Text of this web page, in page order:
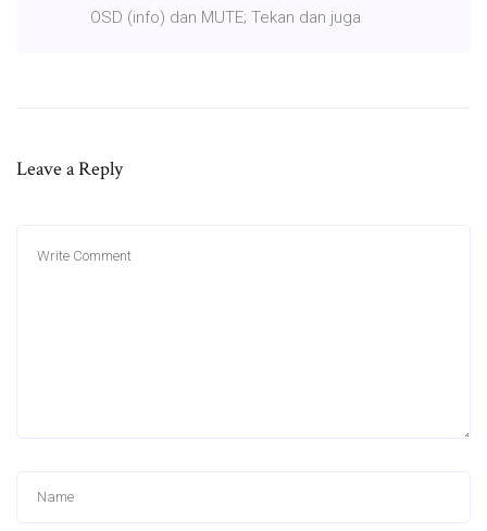
OSD (info) dan MUTE; Tekan dan juga
Leave a Reply